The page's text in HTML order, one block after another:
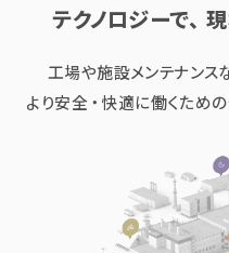
テクノロジーで、
工場や施設メンテナンス
より安全・快適に働くための